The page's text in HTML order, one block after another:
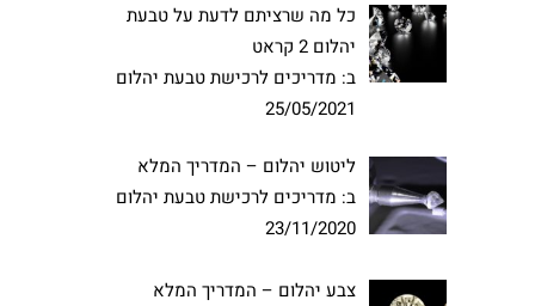
כל מה שרציתם לדעת על טבעת
יהלום 2 קראט
ב: מדריכים לרכישת טבעת יהלום
25/05/2021
ליטוש יהלום – המדריך המלא
ב: מדריכים לרכישת טבעת יהלום
23/11/2020
צבע יהלום – המדריך המלא